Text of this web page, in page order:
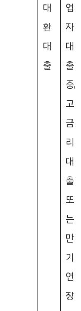
대
환
대
출
업
자
대
출
중,
고
금
리
대
출
또
는
만
기
연
장